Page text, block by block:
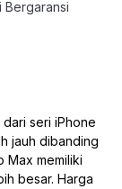
Bergaransi
seri iPhone
jauh dibanding
Max memiliki
besar. Harga